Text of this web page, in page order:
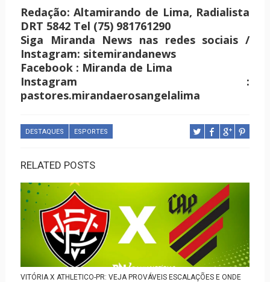
Redação: Altamirando de Lima, Radialista
DRT 5842 Tel (75) 981761290
Siga Miranda News nas redes sociais /
Instagram: sitemirandanews
Facebook : Miranda de Lima
Instagram :
pastores.mirandaerosangelalima
DESTAQUES ESPORTES
RELATED POSTS
VITÓRIA X ATHLETICO-PR: VEJA PROVÁVEIS ESCALAÇÕES E ONDE